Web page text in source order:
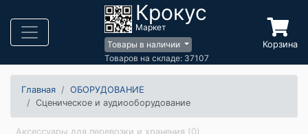
Крокус
Маркет
Товары в наличии
Товаров на складе: 37107
Корзина
Главная
ОБОРУДОВАНИЕ
Сценическое и аудиооборудование
Аксессуары для перевозки и хранения (0)